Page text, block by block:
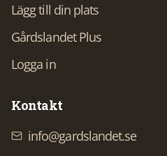
Lägg till din plats
Gårdslandet Plus
Logga in
Kontakt
info@gardslandet.se